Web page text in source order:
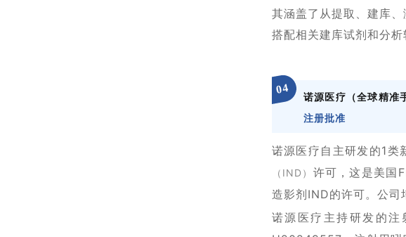
其涵盖了从提取、建库
搭配相关建库试剂和分析
04
诺源医疗（全球精准
注册批准
诺源医疗自主研发的1
（IND） 许可，这是美国
造影剂IND的许可。公司
诺源医疗主持研发的注